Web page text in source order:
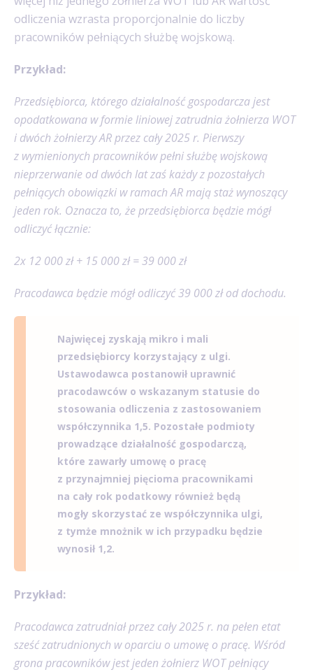
odliczenia wzrasta proporcjonalnie do liczby
pracowników pełniących służbę wojskową.
Przykład:
Przedsiębiorca, którego działalność gospodarcza jest
opodatkowana w formie liniowej zatrudnia żołnierza WOT
i dwóch żołnierzy AR przez cały 2025 r. Pierwszy
z wymienionych pracowników pełni służbę wojskową
nieprzerwanie od dwóch lat zaś każdy z pozostałych
pełniących obowiązki w ramach AR mają staż wynoszący
jeden rok. Oznacza to, że przedsiębiorca będzie mógł
odliczyć łącznie:
2x 12 000 zł + 15 000 zł = 39 000 zł
Pracodawca będzie mógł odliczyć 39 000 zł od dochodu.
Najwięcej zyskają mikro i mali
przedsiębiorcy korzystający z ulgi.
Ustawodawca postanowił uprawnić
pracodawców o wskazanym statusie do
stosowania odliczenia z zastosowaniem
współczynnika 1,5. Pozostałe podmioty
prowadzące działalność gospodarczą,
które zawarły umowę o pracę
z przynajmniej pięcioma pracownikami
na cały rok podatkowy również będą
mogły skorzystać ze współczynnika ulgi,
z tymże mnożnik w ich przypadku będzie
wynosił 1,2.
Przykład:
Pracodawca zatrudniał przez cały 2025 r. na pełen etat
sześć zatrudnionych w oparciu o umowę o pracę. Wśród
grona pracowników jest jeden żołnierz WOT pełniący